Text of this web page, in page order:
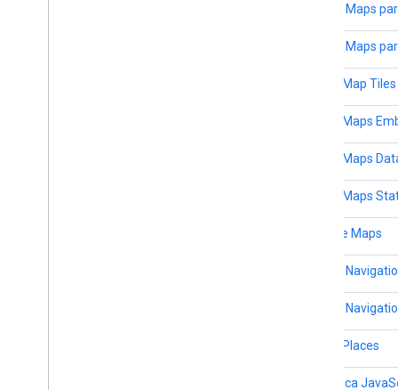
SDK de Maps
SDK de Maps
API de Map Tiles
API de Maps
API de Maps
API de Maps
URLs de Maps
SDK de
SDK de
API de Places
Biblioteca